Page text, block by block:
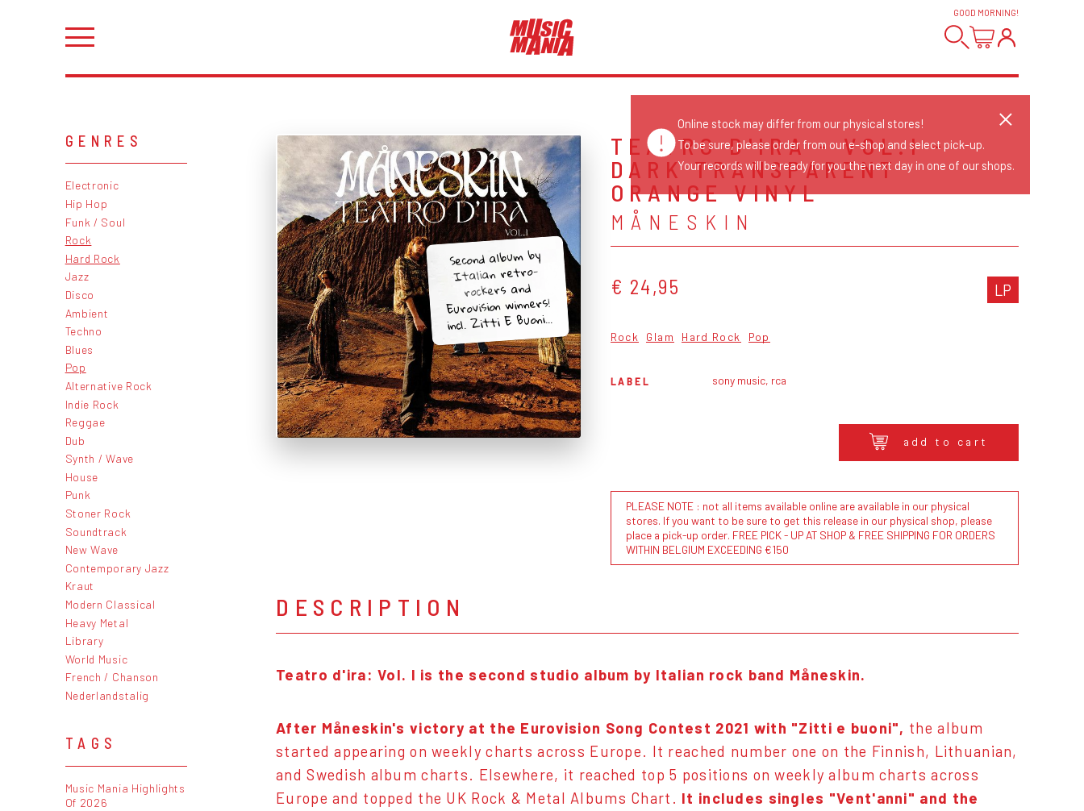
GOOD MORNING!
GENRES
Electronic
Hip Hop
Funk / Soul
Rock
Hard Rock
Jazz
Disco
Ambient
Techno
Blues
Pop
Alternative Rock
Indie Rock
Reggae
Dub
Synth / Wave
House
Punk
Stoner Rock
Soundtrack
New Wave
Contemporary Jazz
Kraut
Modern Classical
Heavy Metal
Library
World Music
French / Chanson
Nederlandstalig
TAGS
Music Mania Highlights
Of 2026
Second album by
Italian retro-
rockers and
Eurovision winners!
incl. Zitti E Buoni...
TEATRO D'IRA - VOL.I -
DARK TRANSPARENT
ORANGE VINYL
MÅNESKIN
€ 24,95 LP
Rock Glam Hard Rock Pop
LABEL sony music, rca
add to cart
PLEASE NOTE : not all items available online are available in our physical
stores. If you want to be sure to get this release in our physical shop, please
place a pick-up order. FREE PICK - UP AT SHOP & FREE SHIPPING FOR ORDERS
WITHIN BELGIUM EXCEEDING €150
DESCRIPTION
Teatro d'ira: Vol. I is the second studio album by Italian rock band Måneskin.
After Måneskin's victory at the Eurovision Song Contest 2021 with "Zitti e buoni", the album
started appearing on weekly charts across Europe. It reached number one on the Finnish, Lithuanian,
and Swedish album charts. Elsewhere, it reached top 5 positions on weekly album charts across
Europe and topped the UK Rock & Metal Albums Chart. It includes singles "Vent'anni" and the
Online stock may differ from our physical stores!
To be sure, please order from our e-shop and select pick-up.
Your records will be ready for you the next day in one of our shops.